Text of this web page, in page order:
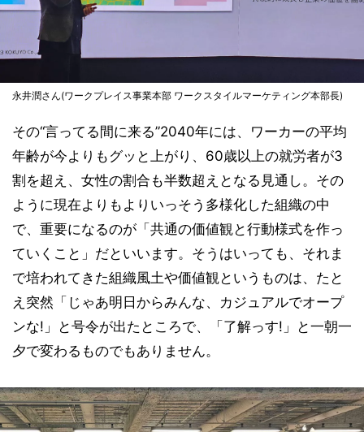
永井潤さん(ワークプレイス事業本部 ワークスタイルマーケティング本部長)
その“言ってる間に来る”2040年には、ワーカーの平均
年齢が今よりもグッと上がり、60歳以上の就労者が3
割を超え、女性の割合も半数超えとなる見通し。その
ように現在よりもよりいっそう多様化した組織の中
で、重要になるのが「共通の価値観と行動様式を作っ
ていくこと」だといいます。そうはいっても、それま
で培われてきた組織風土や価値観というものは、たと
え突然「じゃあ明日からみんな、カジュアルでオープ
ンな!」と号令が出たところで、「了解っす!」と一朝一
夕で変わるものでもありません。